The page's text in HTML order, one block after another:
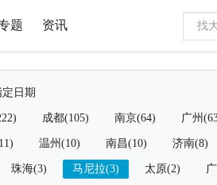
题 资讯
定日期
成都(105) 南京(64) 广州
温州(10) 南昌(10) 济南(8)
珠海(3) 马尼拉(3) 太原(2)